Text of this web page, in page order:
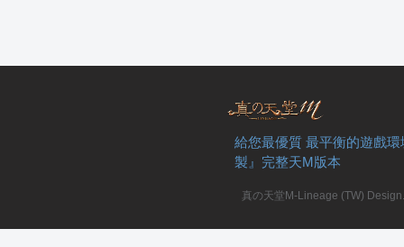
給您最優質 最平衡的遊戲
製』完整天M版本
真の天堂M-Lineage (TW)